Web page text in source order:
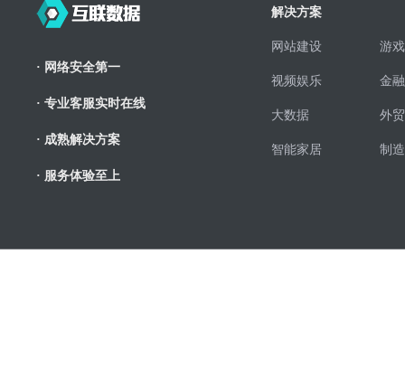
· 网络安全第一
· 专业客服实时在线
· 成熟解决方案
· 服务体验至上
解决方案
网站建设 游
视频娱乐 金
大数据 外
智能家居 制